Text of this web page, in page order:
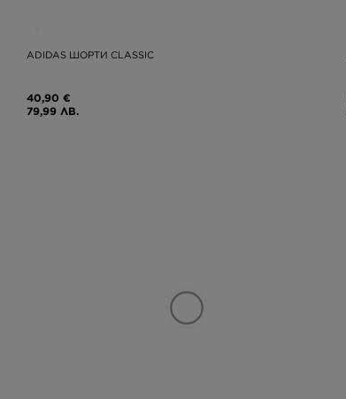
ADIDAS ШОРТИ CLASSIC
40,90 €
79,99 ЛВ.